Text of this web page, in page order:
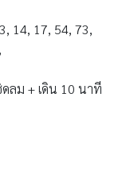
14, 17, 54, 73,
ลม + เดิน 10 นาที